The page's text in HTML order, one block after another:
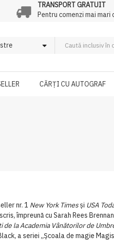
TRANSPORT GRATUIT
Pentru comenzi mai mari
CĂRȚI CU AUTOGRAF
nr. 1 New York Timesși USA
împreună cu Sarah Rees
de la Academia Vânătorilor de
a seriei „Școala de magie